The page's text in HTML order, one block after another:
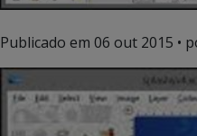
Publicado em 06 out 2015 •